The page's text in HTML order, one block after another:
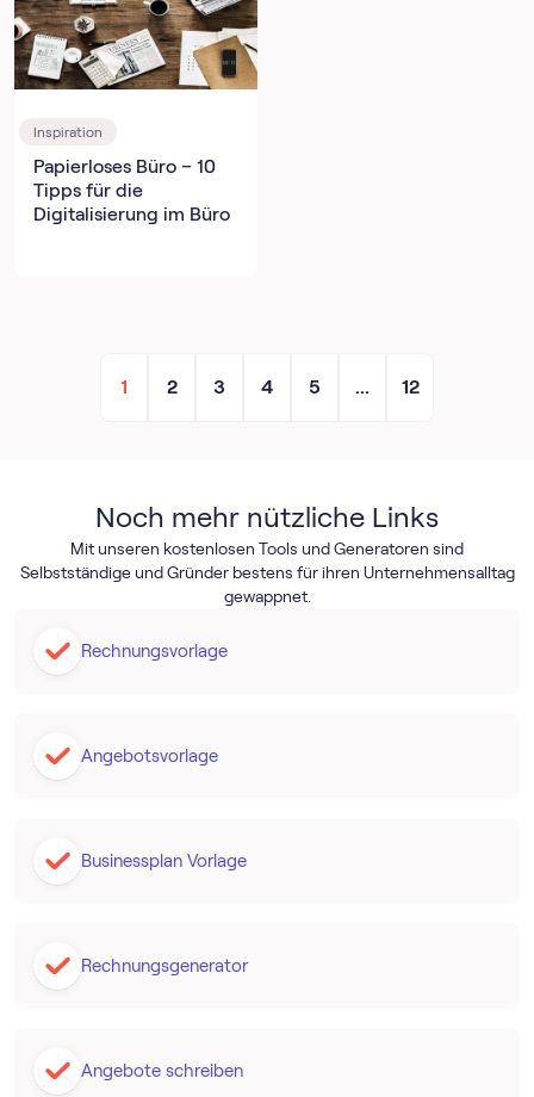
Inspiration
Papierloses Büro – 10
Tipps für die
Digitalisierung im Büro
1 2 3 4 5 ... 12
Noch mehr nützliche Links
Mit unseren kostenlosen Tools und Generatoren sind
Selbstständige und Gründer bestens für ihren Unternehmensalltag
gewappnet.
Rechnungsvorlage
Angebotsvorlage
Businessplan Vorlage
Rechnungsgenerator
Angebote schreiben